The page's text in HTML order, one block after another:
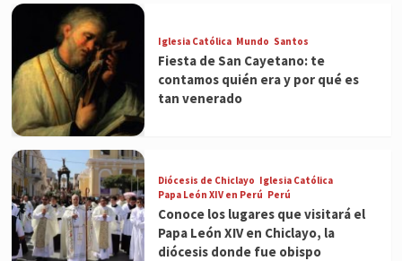
Iglesia Católica Mundo Santos
Fiesta de San Cayetano: te
contamos quién era y por qué es
tan venerado
Diócesis de Chiclayo Iglesia Católica
Papa León XIV en Perú Perú
Conoce los lugares que visitará el
Papa León XIV en Chiclayo, la
diócesis donde fue obispo